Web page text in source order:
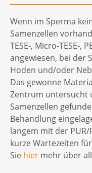
Wenn im Sperma
Samenzellen
TESE-, Micro-TESE-,
angewiesen, bei der
Hoden und/oder
Das gewonne
Zentrum untersucht
Samenzellen
Behandlung
langem mit der PUR/
kurze Wartezeiten
Sie hier mehr über